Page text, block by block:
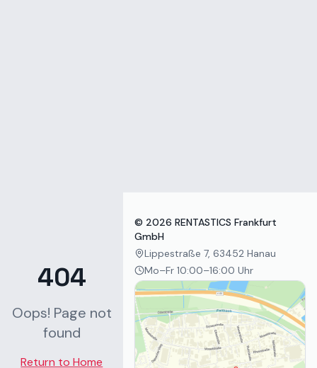
404
Oops! Page not
found
Return to Home
© 2026 RENTASTICS Frankfurt
GmbH
Lippestraße 7, 63452 Hanau
Mo–Fr 10:00–16:00 Uhr